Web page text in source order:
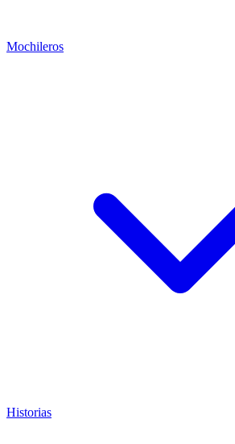
Mochileros
Historias